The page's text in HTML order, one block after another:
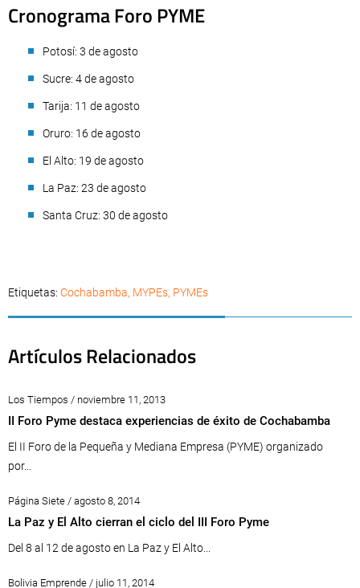
Cronograma Foro PYME
Potosí: 3 de agosto
Sucre: 4 de agosto
Tarija: 11 de agosto
Oruro: 16 de agosto
El Alto: 19 de agosto
La Paz: 23 de agosto
Santa Cruz: 30 de agosto
Etiquetas: Cochabamba, MYPEs, PYMEs
Artículos Relacionados
Los Tiempos / noviembre 11, 2013
II Foro Pyme destaca experiencias de éxito de Cochabamba
El II Foro de la Pequeña y Mediana Empresa (PYME) organizado
por...
Página Siete / agosto 8, 2014
La Paz y El Alto cierran el ciclo del III Foro Pyme
Del 8 al 12 de agosto en La Paz y El Alto...
Bolivia Emprende / julio 11, 2014